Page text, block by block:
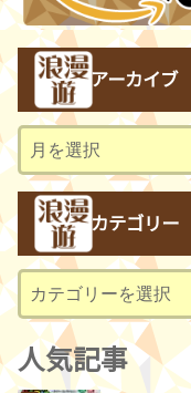
アーカイブ
ア
ー
イ
ブ
カテゴリー
テ
ゴ
リ
人気記事